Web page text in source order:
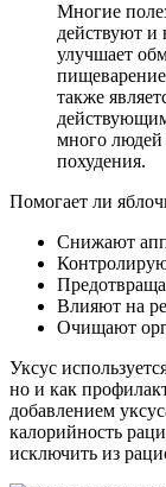
Многие
действуют и
улучшает
также
много
похудения.
Помогает ли
Снижают
Влияют на
Очищают
Уксус
но и как
добавлением
калорийность
исключить из